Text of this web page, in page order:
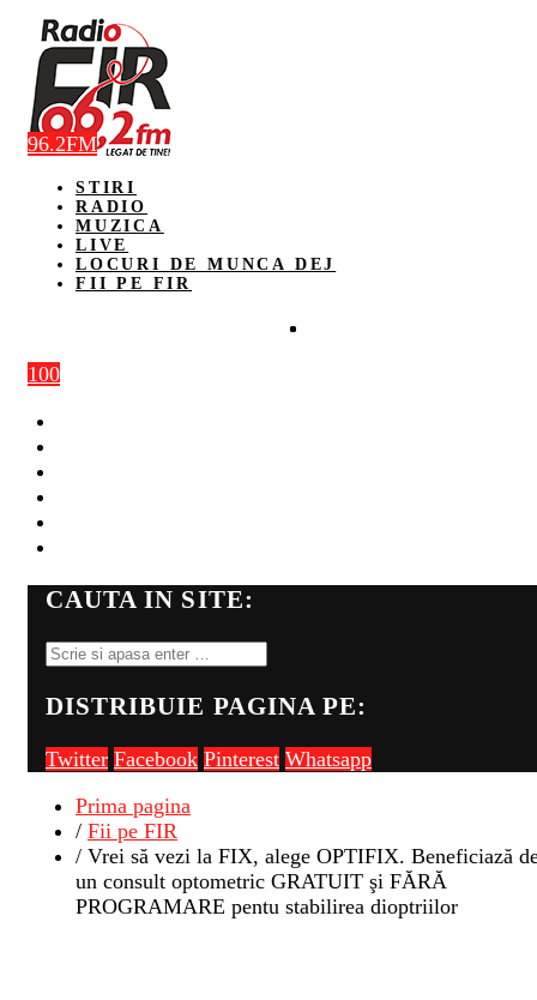
STIRI
RADIO
MUZICA
LIVE
LOCURI DE MUNCA DEJ
FII PE FIR
100
96.2FM
CAUTA IN SITE:
DISTRIBUIE PAGINA PE:
Twitter Facebook Pinterest Whatsapp
Prima pagina
/ Fii pe FIR
/ Vrei să vezi la FIX, alege OPTIFIX. Beneficiază
un consult optometric GRATUIT şi FĂRĂ
PROGRAMARE pentu stabilirea dioptriilor